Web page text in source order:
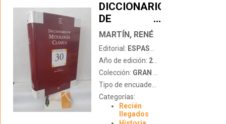
DICCIONARIO
DE
MITOLOGÍA
CLÁSICA
…
MARTÍN, RENÉ
Editorial: ESPASA CALPE
Año de edición: 2004
Colección: GRAN ENCICLOPEDIA UNIVERSAL
Tipo de encuadernación:
Categorías:
Recién
llegados